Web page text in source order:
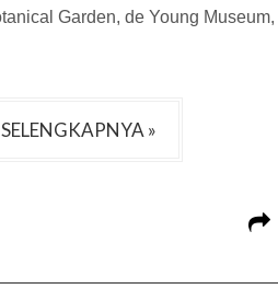
Garden, de Young
»